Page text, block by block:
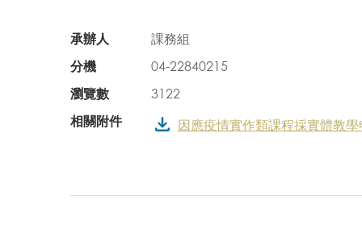
承辦人
課務組
分機
04-22840215
瀏覽數
3122
相關附件
因應疫情實作類課程採實體教學